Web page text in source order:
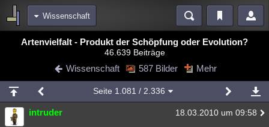
Wissenschaft
Bereiche
Diskussionen Blogs Videos
Chat Wiki Neuigkeiten
meine Rubriken
Menschen Mystery Kriminalfälle
Artenvielfalt - Produkt der Schöpfung oder Evolution?
46.639 Beiträge
Wissenschaft 587 Bilder Mehr
Seite 1.081 / 2.336
intruder 18.03.2010 um 09:58